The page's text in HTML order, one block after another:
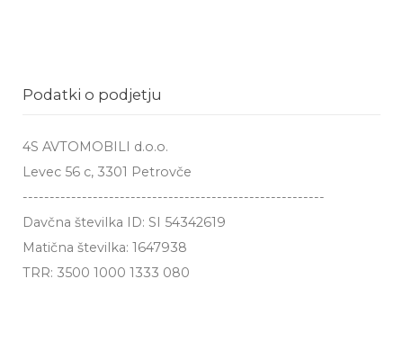
Podatki o podjetju
4S AVTOMOBILI d.o.o.
Levec 56 c, 3301 Petrovče
--------------------------------------------------------
Davčna številka ID: SI 54342619
Matična številka: 1647938
TRR: 3500 1000 1333 080